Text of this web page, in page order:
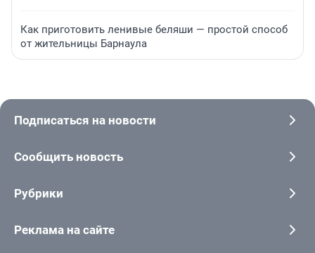
Как приготовить ленивые беляши — простой способ
от жительницы Барнаула
Подписаться на новости
Сообщить новость
Рубрики
Реклама на сайте